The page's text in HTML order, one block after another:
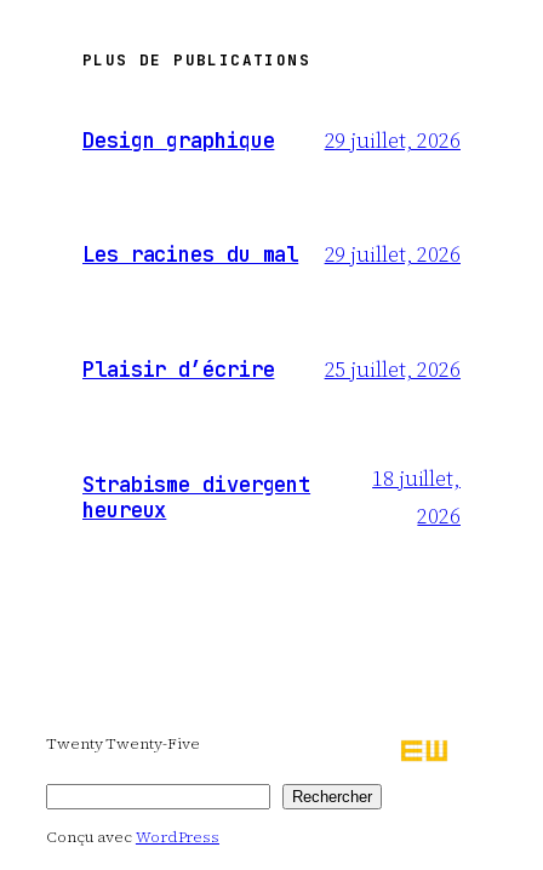
PLUS DE PUBLICATIONS
Design graphique 29 juillet, 2026
Les racines du mal 29 juillet, 2026
Plaisir d’écrire 25 juillet, 2026
Strabisme divergent
heureux
18 juillet,
2026
Twenty Twenty-Five
Rechercher
Conçu avecWordPress